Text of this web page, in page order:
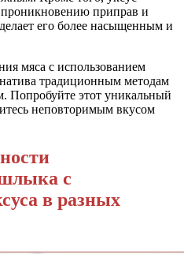
проникновению приправ и
его более насыщенным и
мяса с использованием
традиционным методам
Попробуйте этот уникальный
неповторимым вкусом
с
в разных